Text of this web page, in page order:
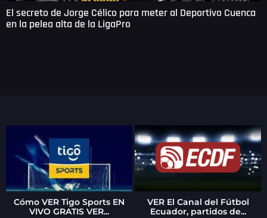
El secreto de Jorge Célico para meter al Deportivo Cuenca
en la pelea alta de la LigaPro
Cómo VER Tigo Sports EN
VIVO GRATIS VER...
VER El Canal del Fútbol
Ecuador, partidos de...